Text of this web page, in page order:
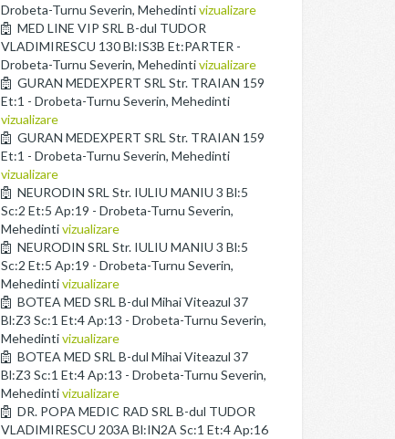
Drobeta-Turnu Severin, Mehedintivizualizare
MED LINE VIP SRL B-dul TUDOR
VLADIMIRESCU 130 Bl:IS3B Et:PARTER -
Drobeta-Turnu Severin, Mehedintivizualizare
GURAN MEDEXPERT SRL Str. TRAIAN 159
Et:1 - Drobeta-Turnu Severin, Mehedinti
vizualizare
GURAN MEDEXPERT SRL Str. TRAIAN 159
Et:1 - Drobeta-Turnu Severin, Mehedinti
vizualizare
NEURODIN SRL Str. IULIU MANIU 3 Bl:5
Sc:2 Et:5 Ap:19 - Drobeta-Turnu Severin,
Mehedintivizualizare
NEURODIN SRL Str. IULIU MANIU 3 Bl:5
Sc:2 Et:5 Ap:19 - Drobeta-Turnu Severin,
Mehedintivizualizare
BOTEA MED SRL B-dul Mihai Viteazul 37
Bl:Z3 Sc:1 Et:4 Ap:13 - Drobeta-Turnu Severin,
Mehedintivizualizare
BOTEA MED SRL B-dul Mihai Viteazul 37
Bl:Z3 Sc:1 Et:4 Ap:13 - Drobeta-Turnu Severin,
Mehedintivizualizare
DR. POPA MEDIC RAD SRL B-dul TUDOR
VLADIMIRESCU 203A Bl:IN2A Sc:1 Et:4 Ap:16